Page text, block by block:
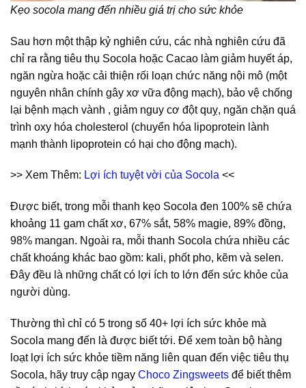
Kẹo socola mang đến nhiều giá trị cho sức khỏe
Sau hơn một thập kỷ nghiên cứu, các nhà nghiên cứu đã
chỉ ra rằng tiêu thụ Socola hoặc Cacao làm giảm huyết áp,
ngăn ngừa hoặc cải thiện rối loạn chức năng nội mô (một
nguyên nhân chính gây xơ vữa động mạch), bảo vệ chống
lại bệnh mạch vành , giảm nguy cơ đột quỵ, ngăn chặn quá
trình oxy hóa cholesterol (chuyển hóa lipoprotein lành
mạnh thành lipoprotein có hại cho động mạch).
>> Xem Thêm: Lợi ích tuyệt vời của Socola <<
Được biết, trong mỗi thanh kẹo Socola đen 100% sẽ chứa
khoảng 11 gam chất xơ, 67% sắt, 58% magie, 89% đồng,
98% mangan. Ngoài ra, mỗi thanh Socola chứa nhiều các
chất khoáng khác bao gồm: kali, phốt pho, kẽm và selen.
Đây đều là những chất có lợi ích to lớn đến sức khỏe của
người dùng.
Thường thì chỉ có 5 trong số 40+ lợi ích sức khỏe mà
Socola mang đến là được biết tới. Để xem toàn bộ hàng
loạt lợi ích sức khỏe tiềm năng liên quan đến việc tiêu thụ
Socola, hãy truy cập ngay Choco Zingsweets để biết thêm